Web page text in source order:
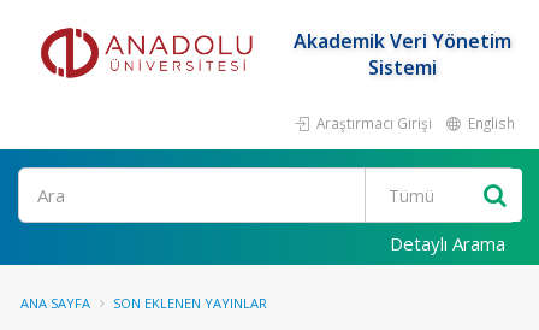
Akademik Veri Yönetim
Sistemi
Araştırmacı Girişi English
Ara
Detaylı Arama
ANA SAYFA SON EKLENEN YAYINLAR